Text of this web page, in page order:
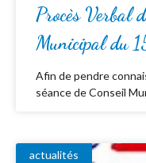
Procès Verbal
Municipal du
Afin de pendre
séance de Conseil
actualités